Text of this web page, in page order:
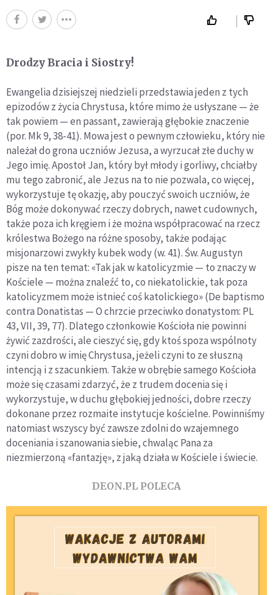
Drodzy Bracia i Siostry!
Ewangelia dzisiejszej niedzieli przedstawia jeden z tych
epizodów z życia Chrystusa, które mimo że usłyszane — że
tak powiem — en passant, zawierają głębokie znaczenie
(por. Mk 9, 38-41). Mowa jest o pewnym człowieku, który nie
należał do grona uczniów Jezusa, a wyrzucał złe duchy w
Jego imię. Apostoł Jan, który był młody i gorliwy, chciałby
mu tego zabronić, ale Jezus na to nie pozwala, co więcej,
wykorzystuje tę okazję, aby pouczyć swoich uczniów, że
Bóg może dokonywać rzeczy dobrych, nawet cudownych,
także poza ich kręgiem i że można współpracować na rzecz
królestwa Bożego na różne sposoby, także podając
misjonarzowi zwykły kubek wody (w. 41). Św. Augustyn
pisze na ten temat: «Tak jak w katolicyzmie — to znaczy w
Kościele — można znaleźć to, co niekatolickie, tak poza
katolicyzmem może istnieć coś katolickiego» (De baptismo
contra Donatistas — O chrzcie przeciwko donatystom: PL
43, VII, 39, 77). Dlatego członkowie Kościoła nie powinni
żywić zazdrości, ale cieszyć się, gdy ktoś spoza wspólnoty
czyni dobro w imię Chrystusa, jeżeli czyni to ze słuszną
intencją i z szacunkiem. Także w obrębie samego Kościoła
może się czasami zdarzyć, że z trudem docenia się i
wykorzystuje, w duchu głębokiej jedności, dobre rzeczy
dokonane przez rozmaite instytucje kościelne. Powinniśmy
natomiast wszyscy być zawsze zdolni do wzajemnego
doceniania i szanowania siebie, chwaląc Pana za
niezmierzoną «fantazję», z jaką działa w Kościele i świecie.
DEON.PL POLECA